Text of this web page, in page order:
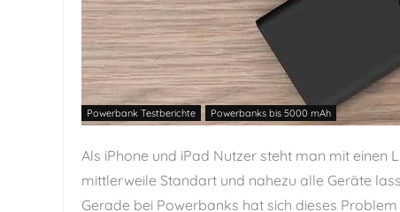
Powerbank Testberichte Powerbanks bis 5000 mAh
Als iPhone und iPad Nutzer steht man mit einen
mittlerweile Standart und nahezu alle Geräte
Gerade bei Powerbanks hat sich dieses